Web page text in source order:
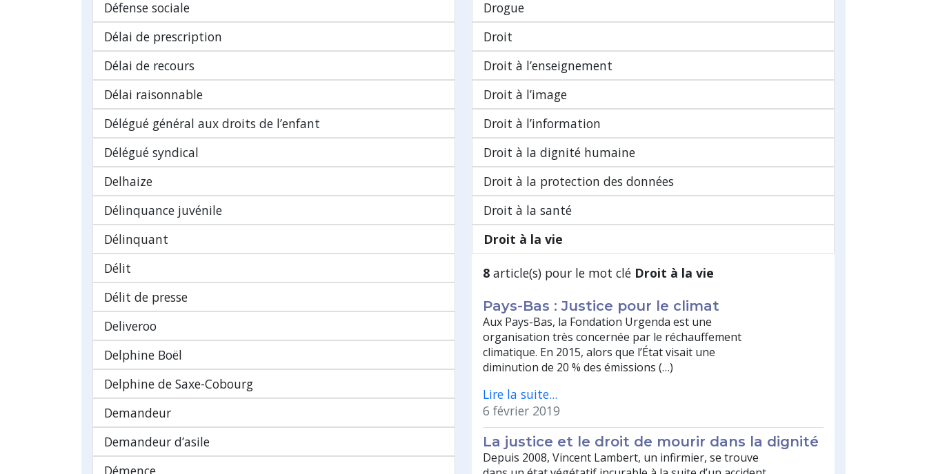
Défense sociale
Délai de prescription
Délai de recours
Délai raisonnable
Délégué général aux droits de l’enfant
Délégué syndical
Delhaize
Délinquance juvénile
Délinquant
Délit
Délit de presse
Deliveroo
Delphine Boël
Delphine de Saxe-Cobourg
Demandeur
Demandeur d’asile
Drogue
Droit
Droit à l’enseignement
Droit à l’image
Droit à l’information
Droit à la dignité humaine
Droit à la protection des données
Droit à la santé
Droit à la vie
8 article(s) pour le mot clé Droit à la vie
Pays-Bas : Justice pour le climat
Aux Pays-Bas, la Fondation Urgenda est une
organisation très concernée par le réchauffement
climatique. En 2015, alors que l’État visait une
diminution de 20 % des émissions (…)
Lire la suite...
6 février 2019
La justice et le droit de mourir dans la dignité
Depuis 2008, Vincent Lambert, un infirmier, se trouve